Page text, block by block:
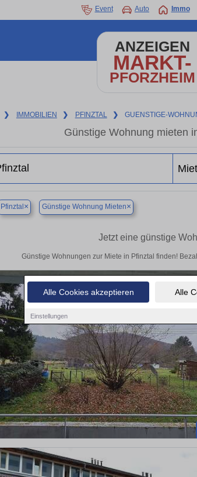
Alle Cookies akzeptieren Alle
Einstellungen
Event Auto Immo
ANZEIGEN
MARKT-
PFORZHEIM
❯ IMMOBILIEN ❯ PFINZTAL ❯ GUENSTIGE-
Günstige Wohnung mieten
Pfinztal × Günstige Wohnung Mieten×
Jetzt eine günstige
Günstige Wohnungen zur Miete in Pfinztal finden!